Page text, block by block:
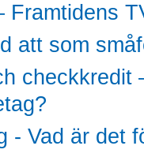
Framtidens
att som
checkkredit
- Vad är det